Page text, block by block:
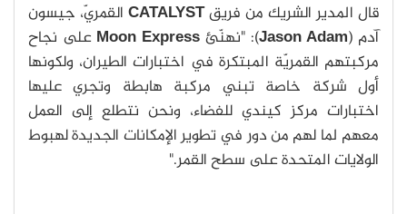
قال المدير الشريك من فريقCATALYSTالقمريّ، جيسون
آدم (Jason Adam): "نهنّئ Moon Express على نجاح
مركبتهم القمريّة المبتكرة في اختبارات الطيران، ولكونها
أول شركة خاصة تبني مركبة هابطة وتجري عليها
اختبارات مركز كيندي للفضاء، ونحن نتطلع إلى العمل
معهم لما لهم من دور في تطوير الإمكانات الجديدة لهبوط
الولايات المتحدة على سطح القمر."